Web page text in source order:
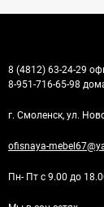
8 (4812) 63-24-29
8-951-716-65-98
г. Смоленск, ул.
ofisnaya-
Пн- Пт с 9.00 до